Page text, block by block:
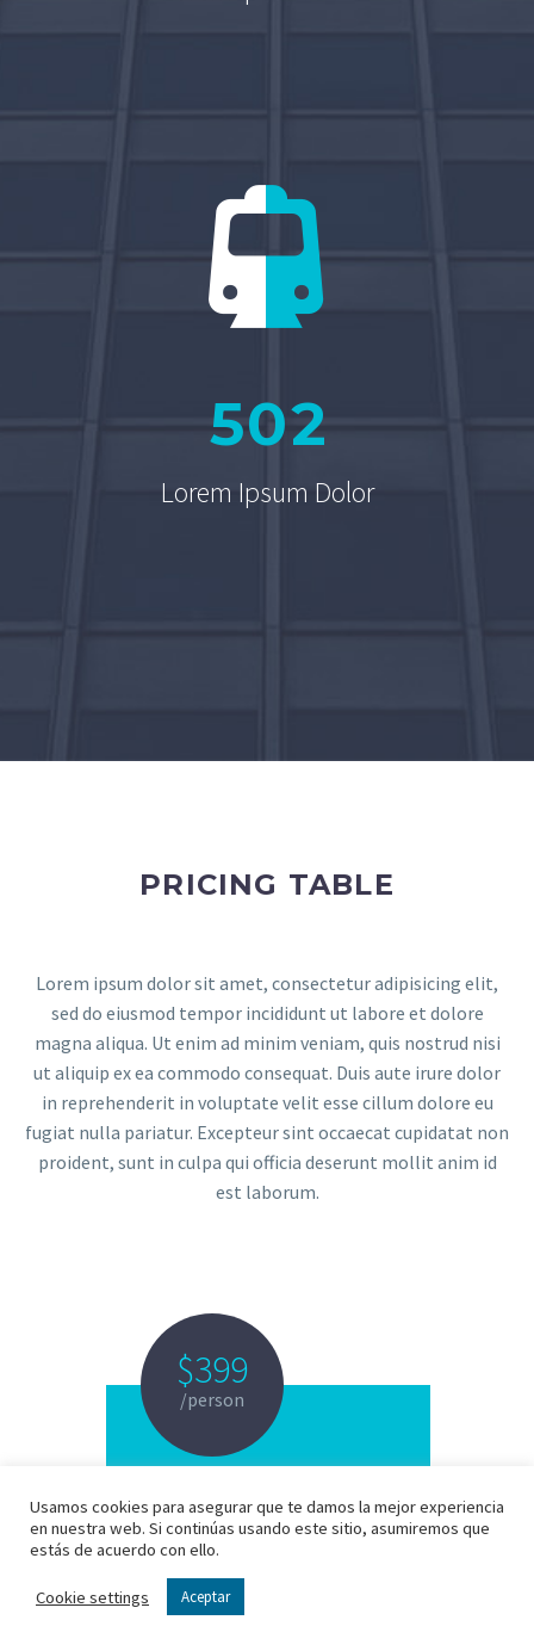


502
Lorem Ipsum Dolor
PRICING TABLE
Lorem ipsum dolor sit amet, consectetur adipisicing elit,
sed do eiusmod tempor incididunt ut labore et dolore
magna aliqua. Ut enim ad minim veniam, quis nostrud nisi
ut aliquip ex ea commodo consequat. Duis aute irure dolor
in reprehenderit in voluptate velit esse cillum dolore eu
fugiat nulla pariatur. Excepteur sint occaecat cupidatat non
proident, sunt in culpa qui officia deserunt mollit anim id
est laborum.
BASIC
PRICE PLAN
$399
/person
Usamos cookies para asegurar que te damos la mejor experiencia
en nuestra web. Si continúas usando este sitio, asumiremos que
estás de acuerdo con ello.
Cookie settings Aceptar